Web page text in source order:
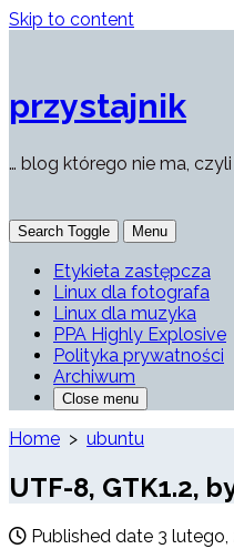
Skip to content
przystajnik
… blog którego nie ma,
Search Toggle Menu
Etykieta zastępcza
Linux dla fotografa
Linux dla muzyka
PPA Highly Explosive
Polityka prywatności
Archiwum
Close menu
Home > ubuntu
UTF-8, GTK1.2,
Published date 3 lutego,